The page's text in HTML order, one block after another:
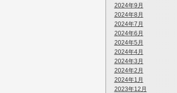
2024年9月
2024年8月
2024年7月
2024年6月
2024年5月
2024年4月
2024年3月
2024年2月
2024年1月
2023年12月